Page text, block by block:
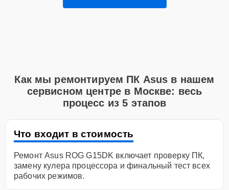
Как мы ремонтируем ПК Asus в нашем
сервисном центре в Москве: весь
процесс из 5 этапов
Что входит в стоимость
Ремонт Asus ROG G15DK включает проверку ПК,
замену кулера процессора и финальный тест всех
рабочих режимов.